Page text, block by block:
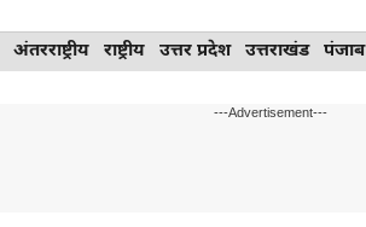
Skip
to
अंतरराष्ट्रीय राष्ट्रीय उत्तर प्रदेश उत्तराखंड पंजाब
---Advertisement---